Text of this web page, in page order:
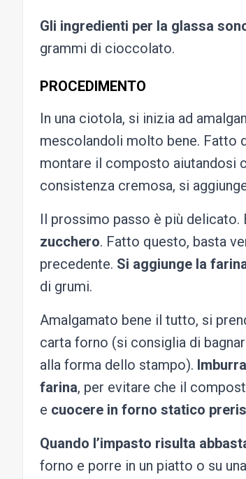
Gli ingredienti per la glassa
grammi di cioccolato.
PROCEDIMENTO
In una ciotola, si inizia ad
mescolandoli molto bene. Fatto
montare il composto aiutandosi
consistenza cremosa, si
Il prossimo passo è più delicato.
zucchero. Fatto questo, basta
precedente. Si aggiunge la
di grumi.
Amalgamato bene il tutto, si
carta forno (si consiglia di
alla forma dello stampo).
farina, per evitare che il
e cuocere in forno statico
Quando l’impasto risulta
forno e porre in un piatto o su